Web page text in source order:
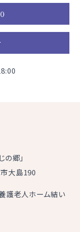
郷」
大島190